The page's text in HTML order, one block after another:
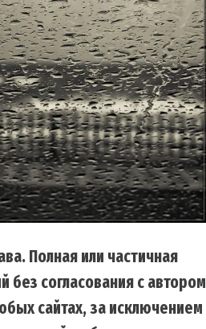
Полная или частичная
согласования с автором
сайтах, за исключением